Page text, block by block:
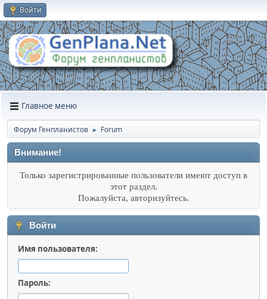
Войти
Главное меню
Форум Генпланистов ► Forum
Внимание!
Только зарегистрированные пользователи имеют доступ в
этот раздел.
Пожалуйста, авторизуйтесь.
Войти
Имя пользователя:
Пароль: